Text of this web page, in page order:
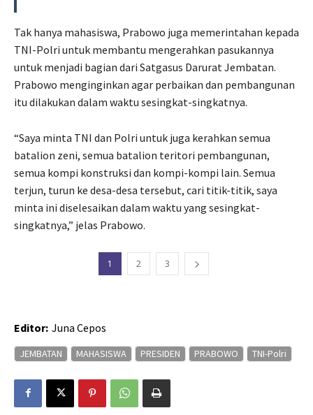
Tak hanya mahasiswa, Prabowo juga memerintahan kepada
TNI-Polri untuk membantu mengerahkan pasukannya
untuk menjadi bagian dari Satgasus Darurat Jembatan.
Prabowo menginginkan agar perbaikan dan pembangunan
itu dilakukan dalam waktu sesingkat-singkatnya.
“Saya minta TNI dan Polri untuk juga kerahkan semua
batalion zeni, semua batalion teritori pembangunan,
semua kompi konstruksi dan kompi-kompi lain. Semua
terjun, turun ke desa-desa tersebut, cari titik-titik, saya
minta ini diselesaikan dalam waktu yang sesingkat-
singkatnya,” jelas Prabowo.
1 2 3
Editor: Juna Cepos
JEMBATAN MAHASISWA PRESIDEN PRABOWO TNI-Polri